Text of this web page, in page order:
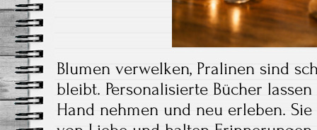
Blumen verwelken, Pralinen sind
bleibt. Personalisierte Bücher
Hand nehmen und neu erleben.